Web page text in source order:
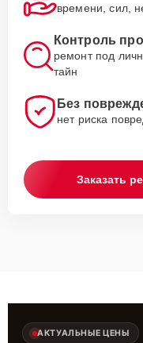
времени, сил,
Контроль
ремонт под
тайн
Без
нет риска
Заказать
АКТУАЛЬНЫЕ ЦЕНЫ